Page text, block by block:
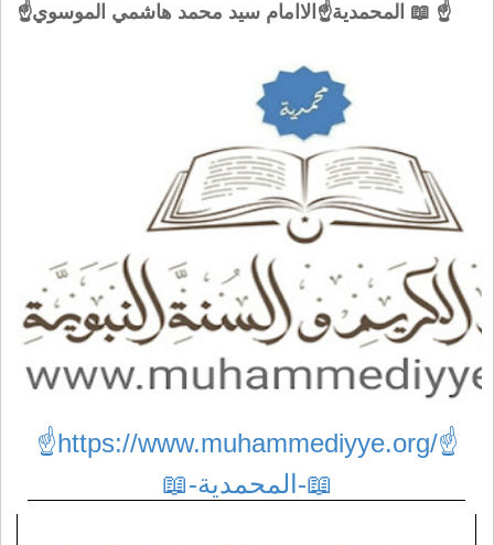
☝المحمدية☝الاامام سيد محمد هاشمي الموسوي 📖 ☝
☝https://www.muhammediyye.org/☝
📖-المحمدية-📖